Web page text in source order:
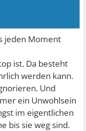
jeden Moment
ist. Da besteht
werden kann.
Und
ein Unwohlsein
im eigentlichen
bis sie weg sind.